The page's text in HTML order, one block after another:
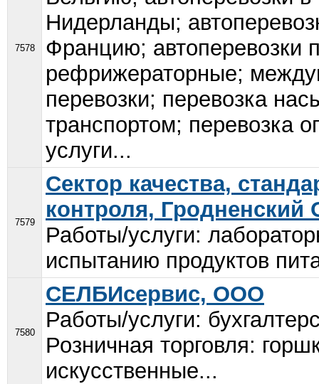
7578
Нидерланды;
Францию; автоперевозки
рефрижераторные;
перевозки; перевозка
транспортом; перевозка
услуги...
7579
Сектор качества,
контроля, Гродненский
Работы/услуги:
испытанию продуктов
7580
СЕЛБИсервис, ООО
Работы/услуги:
Розничная торговля:
искусственные...